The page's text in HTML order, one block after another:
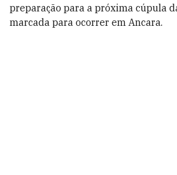
preparação para a próxima cúpula
marcada para ocorrer em Ancara.